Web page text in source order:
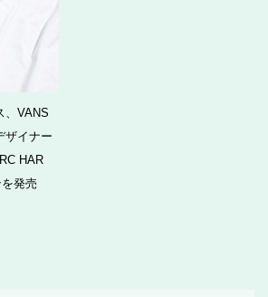
、VANS
ザイナー
HAR
発売